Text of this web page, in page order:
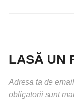
LASĂ UN
Adresa ta de
obligatorii sunt